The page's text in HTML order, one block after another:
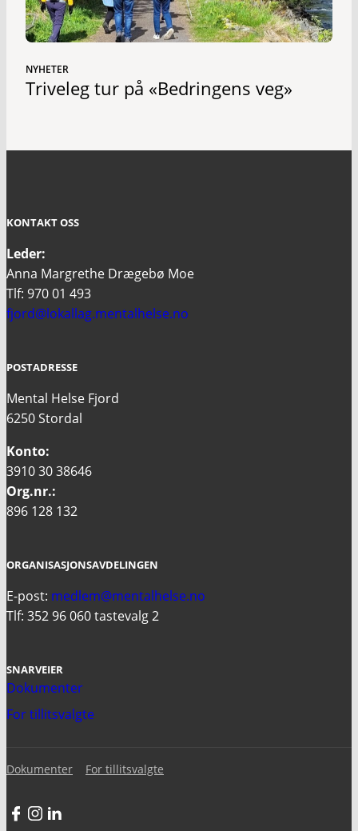
NYHETER
Triveleg tur på «Bedringens veg»
KONTAKT OSS
Leder:
Anna Margrethe Drægebø Moe
Tlf: 970 01 493
fjord@lokallag.mentalhelse.no
POSTADRESSE
Mental Helse Fjord
6250 Stordal
Konto:
3910 30 38646
Org.nr.:
896 128 132
ORGANISASJONSAVDELINGEN
E-post: medlem@mentalhelse.no
Tlf: 352 96 060 tastevalg 2
SNARVEIER
Dokumenter
For tillitsvalgte
Dokumenter For tillitsvalgte